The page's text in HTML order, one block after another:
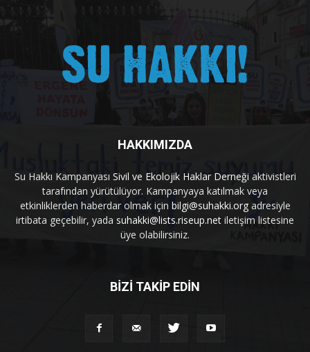
HAKKIMIZDA
Su Hakkı Kampanyası Sivil ve Ekolojik Haklar Derneği aktivistleri
tarafından yürütülüyor. Kampanyaya katılmak veya
etkinliklerden haberdar olmak için bilgi@suhakki.orgadresiyle
irtibata geçebilir, yada suhakki@lists.riseup.net iletişim listesine
üye olabilirsiniz.
BİZİ TAKİP EDİN